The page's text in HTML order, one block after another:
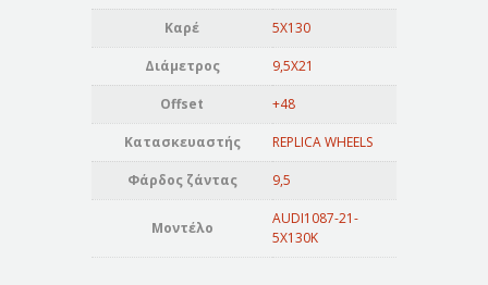
Καρέ 5X130
Διάμετρος 9,5X21
Offset +48
Κατασκευαστής REPLICA WHEELS
Φάρδος ζάντας 9,5
Μοντέλο
AUDI1087-21-
5X130K